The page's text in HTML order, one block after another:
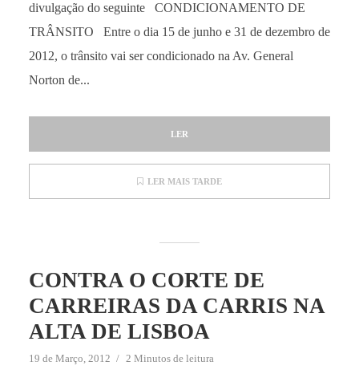
divulgação do seguinte CONDICIONAMENTO DE
TRÂNSITO Entre o dia 15 de junho e 31 de dezembro de
2012, o trânsito vai ser condicionado na Av. General
Norton de...
LER
LER MAIS TARDE
CONTRA O CORTE DE
CARREIRAS DA CARRIS NA
ALTA DE LISBOA
19 de Março, 2012 2 Minutos de leitura